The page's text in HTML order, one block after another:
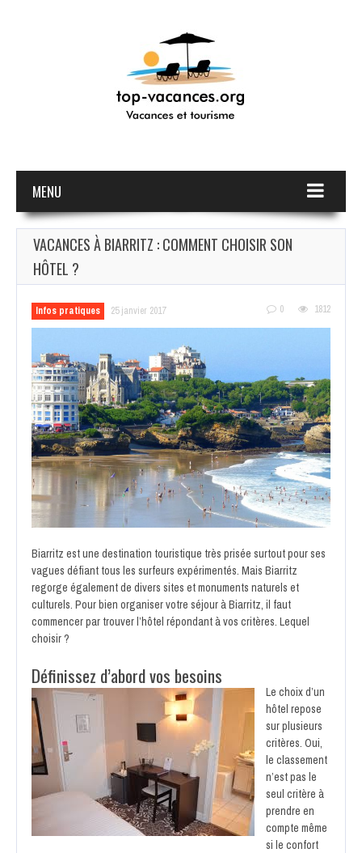
MENU
VACANCES À BIARRITZ : COMMENT CHOISIR SON
HÔTEL ?
Infos pratiques 25 janvier 2017 0 1812
Biarritz est une destination touristique très prisée surtout pour ses
vagues défiant tous les surfeurs expérimentés. Mais Biarritz
regorge également de divers sites et monuments naturels et
culturels. Pour bien organiser votre séjour à Biarritz, il faut
commencer par trouver l’hôtel répondant à vos critères. Lequel
choisir ?
Définissez d’abord vos besoins
Le choix d’un
hôtel repose
sur plusieurs
critères. Oui,
le classement
n’est pas le
seul critère à
prendre en
compte même
si le confort